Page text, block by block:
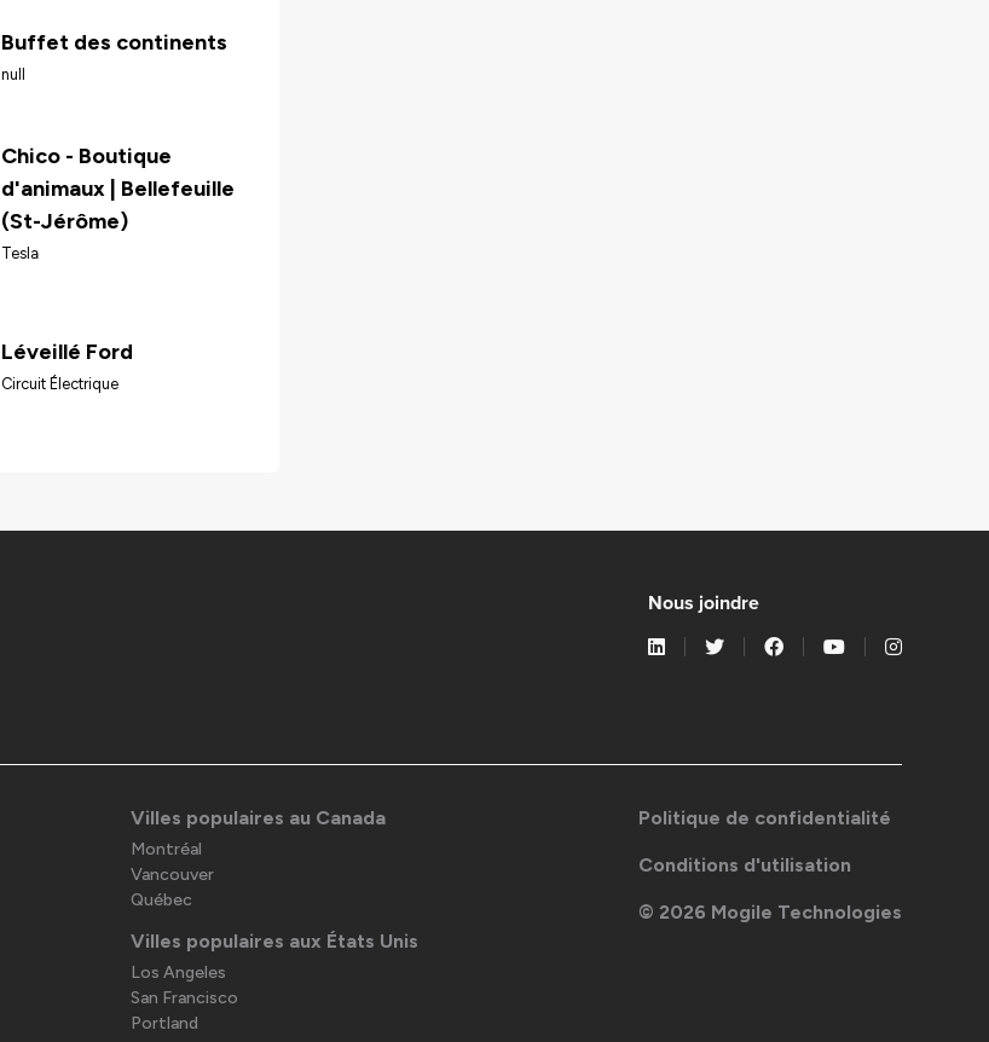
Buffet des continents
null
Chico - Boutique
d'animaux | Bellefeuille
(St-Jérôme)
Tesla
Léveillé Ford
Circuit Électrique
Nous joindre
Villes populaires au Canada
Montréal
Vancouver
Québec
Villes populaires aux États Unis
Los Angeles
San Francisco
Portland
Politique de confidentialité
Conditions d'utilisation
© 2026 Mogile Technologies